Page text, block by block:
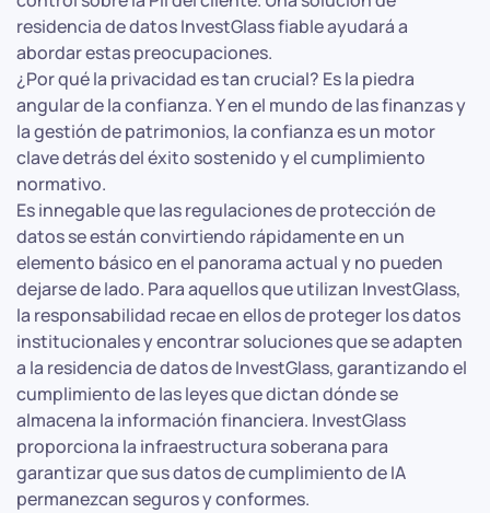
residencia de datos InvestGlass fiable ayudará a
abordar estas preocupaciones.
¿Por qué la privacidad es tan crucial? Es la piedra
angular de la confianza. Y en el mundo de las finanzas y
la gestión de patrimonios, la confianza es un motor
clave detrás del éxito sostenido y el cumplimiento
normativo.
Es innegable que las regulaciones de protección de
datos se están convirtiendo rápidamente en un
elemento básico en el panorama actual y no pueden
dejarse de lado. Para aquellos que utilizan InvestGlass,
la responsabilidad recae en ellos de proteger los datos
institucionales y encontrar soluciones que se adapten
a la residencia de datos de InvestGlass, garantizando el
cumplimiento de las leyes que dictan dónde se
almacena la información financiera. InvestGlass
proporciona la infraestructura soberana para
garantizar que sus datos de cumplimiento de IA
permanezcan seguros y conformes.